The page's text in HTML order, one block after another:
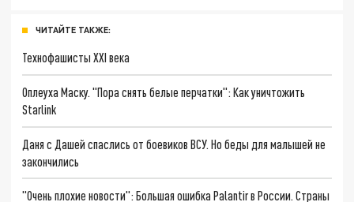
ЧИТАЙТЕ ТАКЖЕ:
Технофашисты XXI века
Оплеуха Маску. "Пора снять белые перчатки": Как уничтожить
Starlink
Даня с Дашей спаслись от боевиков ВСУ. Но беды для малышей не
закончились
"Очень плохие новости": Большая ошибка Palantir в России. Страны